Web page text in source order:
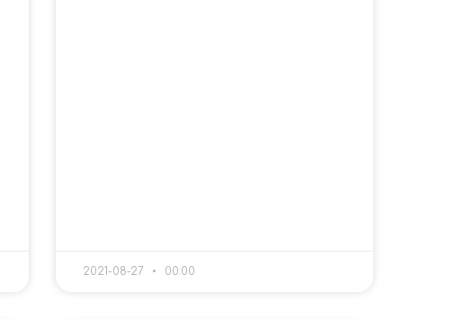
2021-08-27 00:00